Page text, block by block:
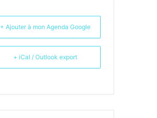
+ Ajouter à mon Agenda Google
+ iCal / Outlook export